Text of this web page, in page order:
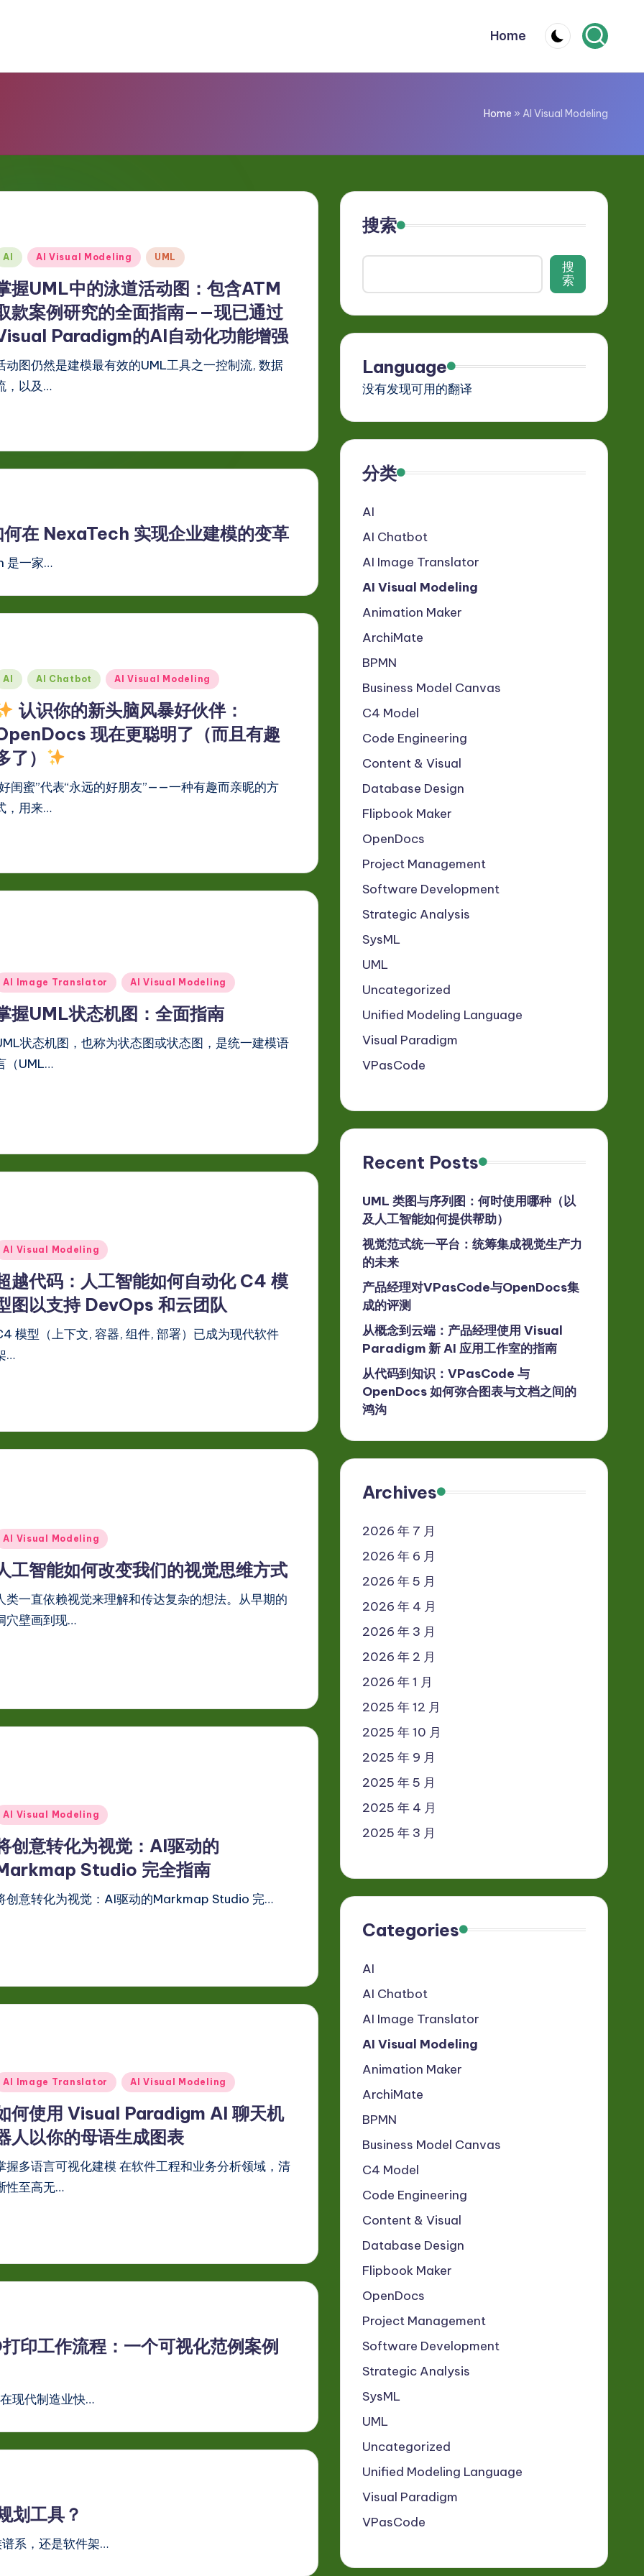
Home
Home » AI Visual Modeling
AI AI Visual Modeling UML
握UML中的泳道活动图：包含ATM
款案例研究的全面指南——现已通过
Paradigm的AI自动化功能增强
动图仍然是建模最有效的UML工具之一控制流, 数据
，以及…
在 NexaTech 实现企业建模的变革
是一家…
AI AI Chatbot AI Visual Modeling
认识你的新头脑风暴好伙伴：
现在更聪明了（而且有趣
了）
闺蜜”代表“永远的好朋友”——一种有趣而亲昵的方
，用来…
AI Image Translator AI Visual Modeling
握UML状态机图：全面指南
状态机图，也称为状态图或状态图，是统一建模语
（UML…
AI Visual Modeling
越代码：人工智能如何自动化 C4 模
图以支持 DevOps 和云团队
模型（上下文, 容器, 组件, 部署）已成为现代软件
…
AI Visual Modeling
工智能如何改变我们的视觉思维方式
类一直依赖视觉来理解和传达复杂的想法。从早期的
穴壁画到现…
AI Visual Modeling
创意转化为视觉：AI驱动的
Studio 完全指南
创意转化为视觉：AI驱动的Markmap Studio 完…
AI Image Translator AI Visual Modeling
何使用 Visual Paradigm AI 聊天机
人以你的母语生成图表
握多语言可视化建模 在软件工程和业务分析领域，清
性至高无…
印工作流程：一个可视化范例案例
现代制造业快…
划工具？
系，还是软件架…
搜索
搜
索
Language
没有发现可用的翻译
分类
AI
AI Chatbot
AI Image Translator
AI Visual Modeling
Animation Maker
ArchiMate
BPMN
Business Model Canvas
C4 Model
Code Engineering
Content & Visual
Database Design
Flipbook Maker
OpenDocs
Project Management
Software Development
Strategic Analysis
SysML
UML
Uncategorized
Unified Modeling Language
Visual Paradigm
VPasCode
Recent Posts
UML 类图与序列图：何时使用哪种（以
及人工智能如何提供帮助）
视觉范式统一平台：统筹集成视觉生产力
的未来
产品经理对VPasCode与OpenDocs集
成的评测
从概念到云端：产品经理使用 Visual
Paradigm 新 AI 应用工作室的指南
从代码到知识：VPasCode 与
OpenDocs 如何弥合图表与文档之间的
鸿沟
Archives
2026 年 7 月
2026 年 6 月
2026 年 5 月
2026 年 4 月
2026 年 3 月
2026 年 2 月
2026 年 1 月
2025 年 12 月
2025 年 10 月
2025 年 9 月
2025 年 5 月
2025 年 4 月
2025 年 3 月
Categories
AI
AI Chatbot
AI Image Translator
AI Visual Modeling
Animation Maker
ArchiMate
BPMN
Business Model Canvas
C4 Model
Code Engineering
Content & Visual
Database Design
Flipbook Maker
OpenDocs
Project Management
Software Development
Strategic Analysis
SysML
UML
Uncategorized
Unified Modeling Language
Visual Paradigm
VPasCode